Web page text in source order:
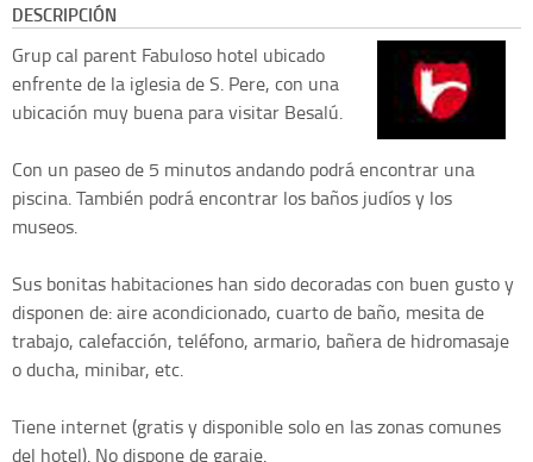
DESCRIPCIÓN
Grup cal parent Fabuloso hotel ubicado
enfrente de la iglesia de S. Pere, con una
ubicación muy buena para visitar Besalú.
Con un paseo de 5 minutos andando podrá encontrar una
piscina. También podrá encontrar los baños judíos y los
museos.
Sus bonitas habitaciones han sido decoradas con buen gusto y
disponen de: aire acondicionado, cuarto de baño, mesita de
trabajo, calefacción, teléfono, armario, bañera de hidromasaje
o ducha, minibar, etc.
Tiene internet (gratis y disponible solo en las zonas comunes
del hotel). No dispone de garaje.